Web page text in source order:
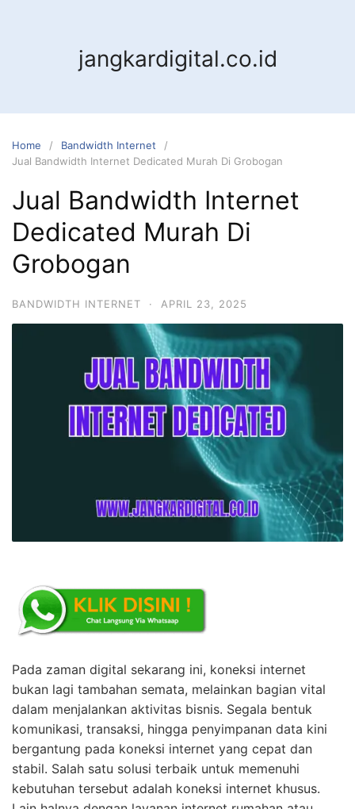
jangkardigital.co.id
Home
Bandwidth Internet
Jual Bandwidth Internet Dedicated Murah Di Grobogan
Jual Bandwidth Internet
Dedicated Murah Di
Grobogan
BANDWIDTH INTERNET · APRIL 23, 2025
Pada zaman digital sekarang ini, koneksi internet
bukan lagi tambahan semata, melainkan bagian vital
dalam menjalankan aktivitas bisnis. Segala bentuk
komunikasi, transaksi, hingga penyimpanan data kini
bergantung pada koneksi internet yang cepat dan
stabil. Salah satu solusi terbaik untuk memenuhi
kebutuhan tersebut adalah koneksi internet khusus.